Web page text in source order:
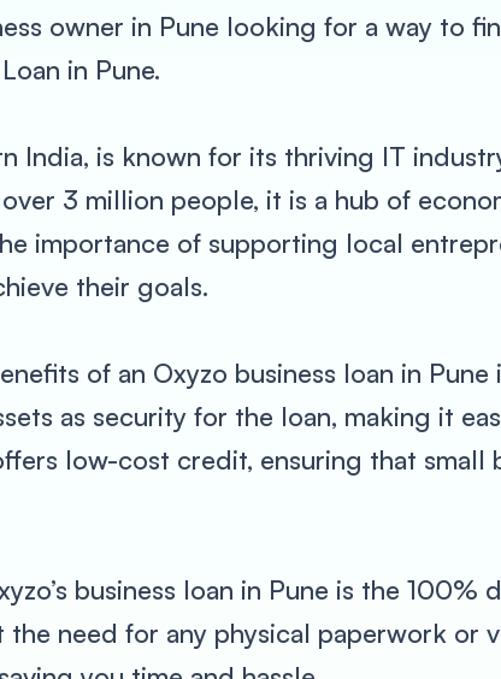
owner in Pune looking for a way to
in Pune.
India, is known for its thriving IT
3 million people, it is a hub of
importance of supporting local
their goals.
of an Oxyzo business loan in
as security for the loan, making it
low-cost credit, ensuring that small
business loan in Pune is the
the need for any physical paperwork or